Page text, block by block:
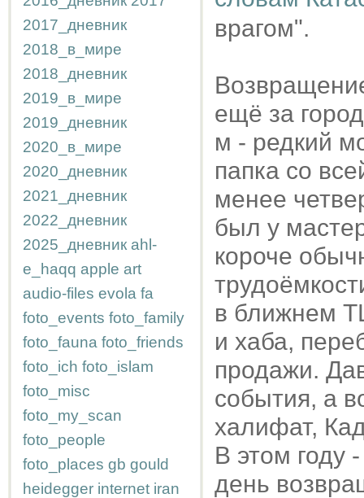
2017_дневник
2018_в_мире
2018_дневник
2019_в_мире
2019_дневник
2020_в_мире
2020_дневник
2021_дневник
2022_дневник
2025_дневник ahl-
e_haqq apple art
audio-files evola fa
foto_events foto_family
foto_fauna foto_friends
foto_ich foto_islam
foto_misc
foto_my_scan
foto_people
foto_places gb gould
heidegger internet iran
врагом".
ещё за
м - редкий
папка со
менее
был у
короче
в ближнем
и хаба,
продажи.
события, а
халифат,
В этом году
день